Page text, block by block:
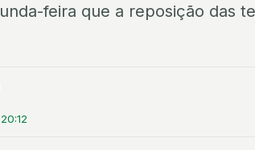
feira que a reposição das